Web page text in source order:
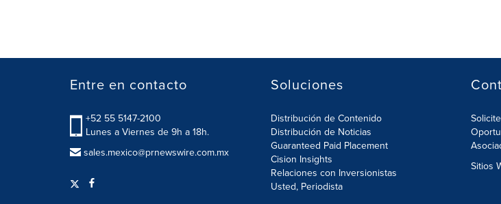
Entre en contacto
+52 55 5147-2100
Lunes a Viernes de 9h a 18h.
sales.mexico@prnewswire.com.mx
Soluciones
Distribución de Contenido
Distribución de Noticias
Guaranteed Paid Placement
Cision Insights
Relaciones con Inversionistas
Usted, Periodista
Sitios